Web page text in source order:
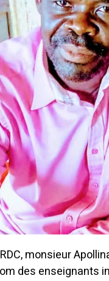
monsieur
des enseignants